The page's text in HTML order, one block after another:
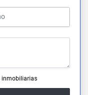
inmobiliarias